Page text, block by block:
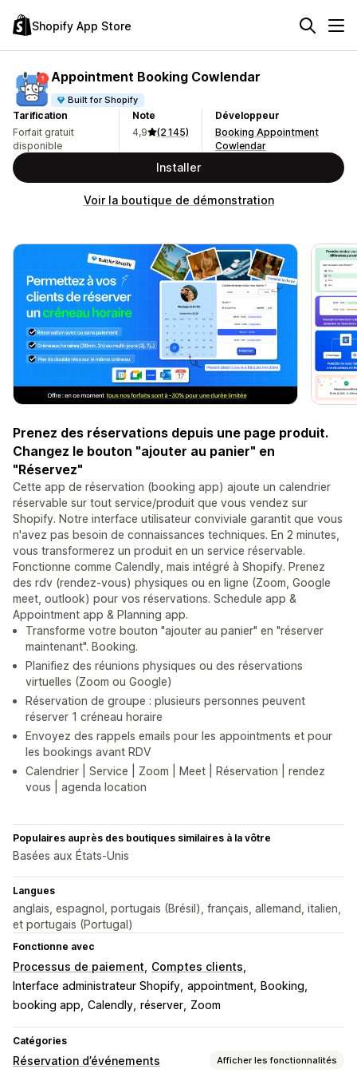
Shopify App Store
Appointment Booking Cowlendar
Built for Shopify
Tarification
Forfait gratuit
disponible
Note
4,9
(2 145)
Développeur
Booking Appointment
Cowlendar
Installer
Voir la boutique de démonstration
Prenez des réservations depuis une page produit.
Changez le bouton "ajouter au panier" en
"Réservez"
Cette app de réservation (booking app) ajoute un calendrier
réservable sur tout service/produit que vous vendez sur
Shopify. Notre interface utilisateur conviviale garantit que vous
n'avez pas besoin de connaissances techniques. En 2 minutes,
vous transformerez un produit en un service réservable.
Fonctionne comme Calendly, mais intégré à Shopify. Prenez
des rdv (rendez-vous) physiques ou en ligne (Zoom, Google
meet, outlook) pour vos réservations. Schedule app &
Appointment app & Planning app.
Transforme votre bouton "ajouter au panier" en "réserver
maintenant". Booking.
Planifiez des réunions physiques ou des réservations
virtuelles (Zoom ou Google)
Réservation de groupe : plusieurs personnes peuvent
réserver 1 créneau horaire
Envoyez des rappels emails pour les appointments et pour
les bookings avant RDV
Calendrier | Service | Zoom | Meet | Réservation | rendez
vous | agenda location
Populaires auprès des boutiques similaires à la vôtre
Basées aux États-Unis
Langues
anglais, espagnol, portugais (Brésil), français, allemand, italien,
et portugais (Portugal)
Fonctionne avec
Processus de paiement Comptes clients
Interface administrateur Shopify appointment
Booking
booking app Calendly réserver Zoom
Catégories
Réservation d’événements Afficher les fonctionnalités